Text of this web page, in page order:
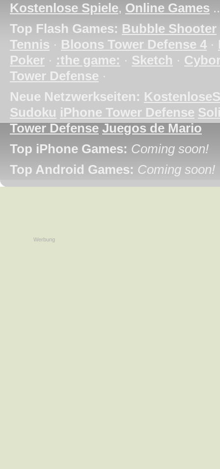
Kostenlose Spiele, Online Games
Top Flash Games: Bubble Shooter
Tennis · Bloons Tower Defense 4 ·
Poker · :the game: · Sketch ·
Tower Defense ·
Neue Netzwerkseiten:
Sudoku iPhone Tower Defense
Tower Defense Juegos de Mario
Top iPhone Games: Coming soon!
Top Android Games: Coming soon!
Werbung